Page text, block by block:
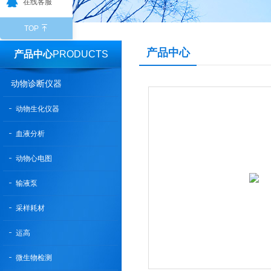
产品中心PRODUCTS
动物诊断仪器
动物生化仪器
血液分析
动物心电图
输液泵
采样耗材
运高
微生物检测
产品中心
在线客服
TOP